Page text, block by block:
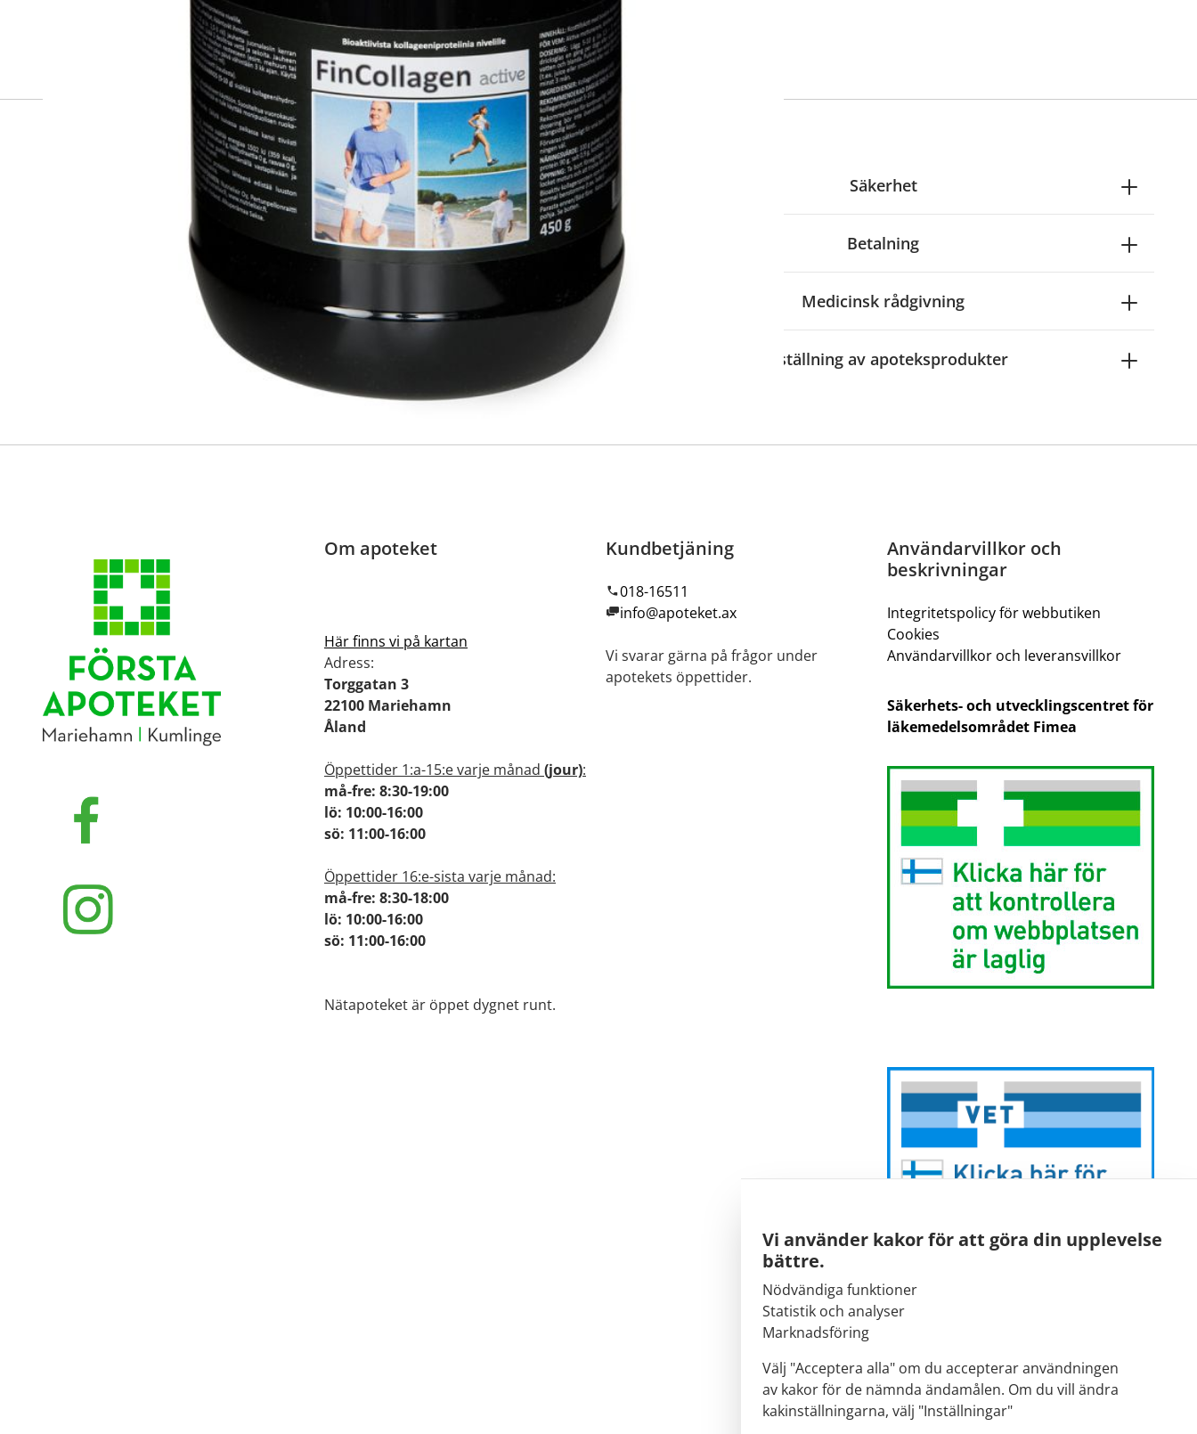
Vi använder kakor för att göra din upplevelse
bättre.
Nödvändiga funktioner
Statistik och analyser
Marknadsföring
Välj "Acceptera alla" om du accepterar användningen
av kakor för de nämnda ändamålen. Om du vill ändra
kakinställningarna, välj "Inställningar"
Hur beställer jag receptbelagda
läkemedel från ett onlineapotek?
Att beställa receptbelagda läkemedel kräver ett giltigt recept, och du kan
kontrollera dem i tjänsten
identifiera dig. Apoteket behandlar din beställning, varefter du kan betala för
Till receptbelagd medicinbeställning
Säkerhet
Betalning
Medicinsk rådgivning
Beställning av apoteksprodukter
Om apoteket
Här finns vi på kartan
Adress:
Torggatan 3
22100 Mariehamn
Åland
Öppettider 1:a-15:e varje månad (jour):
må-fre: 8:30-19:00
lö: 10:00-16:00
sö: 11:00-16:00
Öppettider 16:e-sista varje månad:
må-fre: 8:30-18:00
lö: 10:00-16:00
sö: 11:00-16:00
Nätapoteket är öppet dygnet runt.
Kundbetjäning
018-16511
info@apoteket.ax
Vi svarar gärna på frågor under
apotekets öppettider.
Användarvillkor och
beskrivningar
Integritetspolicy för webbutiken
Cookies
Användarvillkor och leveransvillkor
Säkerhets- och utvecklingscentret för
läkemedelsområdet Fimea
Fimeas växel:
029 522 3341